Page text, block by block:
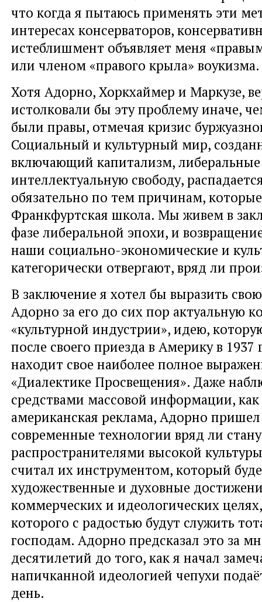
что когда я пытаюсь применять эти
интересах консерваторов,
истеблишмент объявляет меня
или членом «правого крыла» воукизма.
Хотя Адорно, Хоркхаймер и Маркузе,
истолковали бы эту проблему иначе,
были правы, отмечая кризис
Социальный и культурный мир,
включающий капитализм,
интеллектуальную свободу,
обязательно по тем причинам,
Франкфуртская школа. Мы живем в
фазе либеральной эпохи, и
наши социально-экономические и
категорически отвергают, вряд ли
В заключение я хотел бы выразить
Адорно за его до сих пор актуальную
«культурной индустрии», идею,
после своего приезда в Америку в 1937
находит свое наиболее полное
«Диалектике Просвещения». Даже
средствами массовой информации,
американская реклама, Адорно
современные технологии вряд ли
распространителями высокой
считал их инструментом, который
художественные и духовные
коммерческих и идеологических
которого с радостью будут служить
господам. Адорно предсказал это за
десятилетий до того, как я начал
напичканной идеологией чепухи
день.